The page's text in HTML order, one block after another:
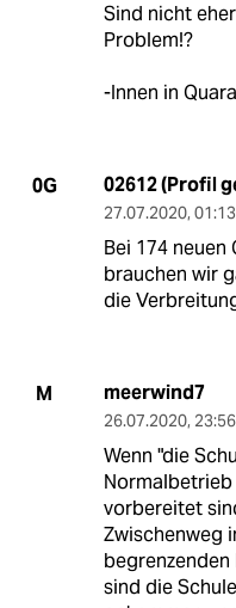
Sind nicht
Problem!?
-Innen in
0G 02612 (Profil
27.07.2020,
Bei 174
brauchen wir
die
M meerwind7
26.07.2020,
Wenn "die
vorbereitet
Zwischenweg
sind die